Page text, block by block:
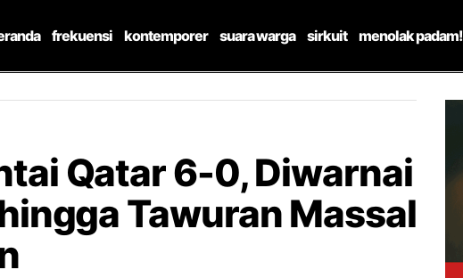
frekuensi kontemporer suara warga sirkuit menolak padam!
Qatar 6-0, Diwarnai
Tawuran Massal